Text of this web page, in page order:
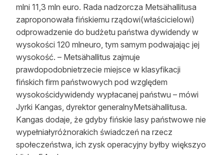
mlni 11,3 mln euro. Rada nadzorcza Metsähallitusa
zaproponowała fińskiemu rządowi(właścicielowi)
odprowadzenie do budżetu państwa dywidendy w
wysokości 120 mlneuro, tym samym podwajając jej
wysokość. – Metsähallitus zajmuje
prawdopodobnietrzecie miejsce w klasyfikacji
fińskich firm państwowych pod względem
wysokościdywidendy wypłacanej państwu – mówi
Jyrki Kangas, dyrektor generalnyMetsähallitusa.
Kangas dodaje, że gdyby fińskie lasy państwowe nie
wypełniałyróżnorakich świadczeń na rzecz
społeczeństwa, ich zysk operacyjny byłby większyo